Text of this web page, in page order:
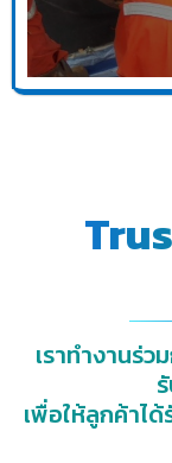
เราทำงานร่
เพื่อให้ลูกค้าไ